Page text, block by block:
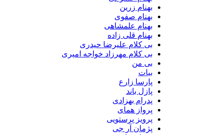
بهنام زرین
بهنام صفوی
بهنام علمشاهی
بهنام قلی زاده
بی کلام علیرضا حیدری
بی کلام مهرزاد خواجه امیری
بی من
بیات
پارسا زارع
پازل باند
پدرام بهزادی
پرواز همای
پرویز پرستویی
پژمان آر جی